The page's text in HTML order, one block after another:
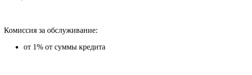
Комиссия за обслуживание:
от 1% от суммы кредита